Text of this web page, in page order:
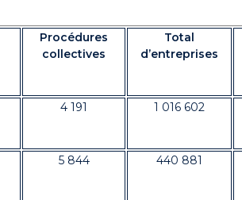
Procédures
collectives
Total
d’entreprises
4 191 1 016 602
5 844 440 881